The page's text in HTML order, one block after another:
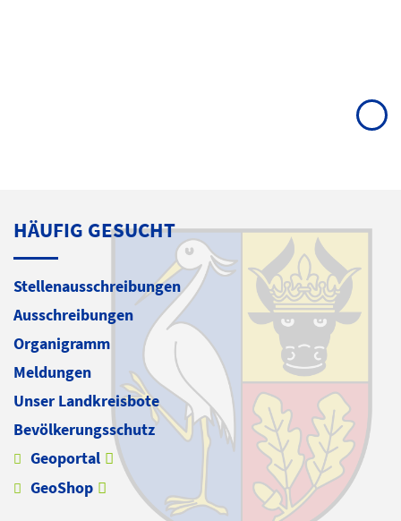
HÄUFIG GESUCHT
Stellenausschreibungen
Ausschreibungen
Organigramm
Meldungen
Unser Landkreisbote
Bevölkerungsschutz
Geoportal
GeoShop